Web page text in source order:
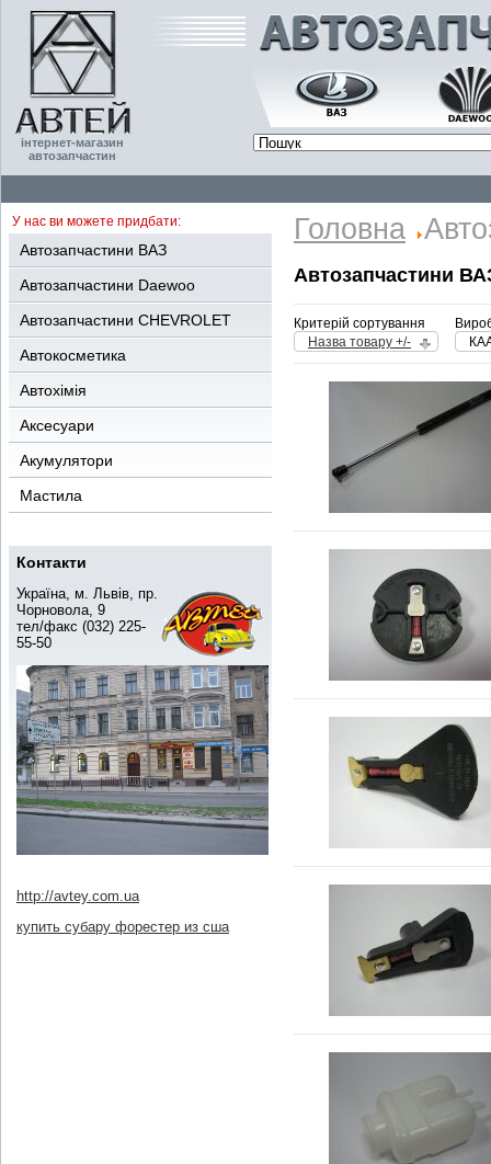
інтернет-магазин
автозапчастин
У нас ви можете придбати:
Автозапчастини ВАЗ
Автозапчастини Daewoo
Автозапчастини CHEVROLET
Автокосметика
Автохімія
Аксесуари
Акумулятори
Мастила
Контакти
Україна, м. Львів, пр.
Чорновола, 9
тел/факс (032) 225-
55-50
http://avtey.com.ua
купить субару форестер из сша
Головна
Автозапчастини
Критерій сортування
Назва товару +/-